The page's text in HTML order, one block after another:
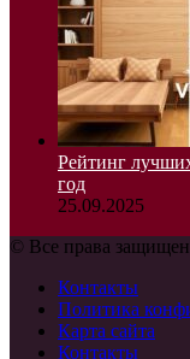
Рейтинг
год
25.09.2025
© Все права
Контакты
Политика
Карта сайта
Контакты